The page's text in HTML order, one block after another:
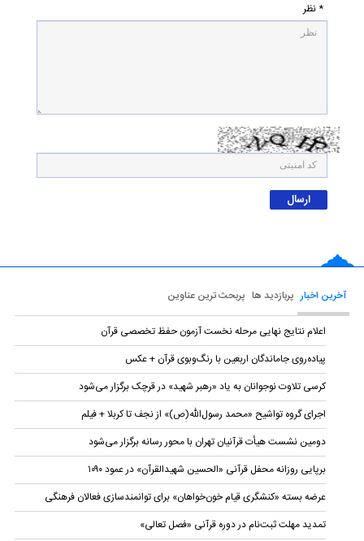
* نظر
آخرین اخبار پربازدید ها پربحث ترین عناوین
اعلام نتایج نهایی مرحله نخست آزمون حفظ تخصصی قرآن
پیاده‌روی جاماندگان اربعین با رنگ‌وبوی قرآن + عکس
کرسی تلاوت نوجوانان به یاد «رهبر شهید» در قرچک برگزار می‌شود
اجرای گروه تواشیح «محمد رسول‌الله(ص)» از نجف تا کربلا + فیلم
دومین نشست هیأت قرآنیان تهران با محور رسانه برگزار می‌شود
برپایی روزانه محفل قرآنی «الحسین شهیدالقرآن» در عمود ۱۰۹۰
عرضه بسته «کنشگری قیام خون‌خواهان» برای توانمندسازی فعالان فرهنگی
تمدید مهلت ثبت‌نام در دوره قرآنی «فصل تعالی»